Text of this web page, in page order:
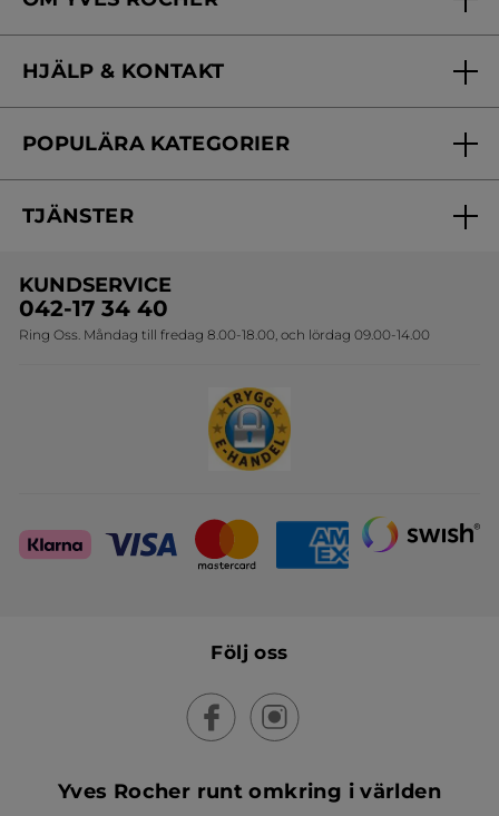
Vårt engagemang
Skönhetstips
HJÄLP & KONTAKT
Kontakta oss
Online prislista
POPULÄRA KATEGORIER
Erbjudanden
Travelsize
Sets
TJÄNSTER
Onlineprislista för postorder
KUNDSERVICE
042-17 34 40
Ring Oss. Måndag till fredag 8.00-18.00, och lördag 09.00-14.00
Följ oss
Yves Rocher runt omkring i världen